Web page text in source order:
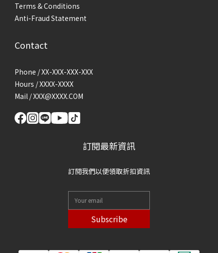
Terms & Conditions
Anti-Fraud Statement
Contact
Phone / XX-XXX-XXX-XXX
Hours / XXXX-XXXX
Mail / XXX@XXXX.COM
訂閱最新資訊
訂閱我們以便領取折扣資訊
Subscribe